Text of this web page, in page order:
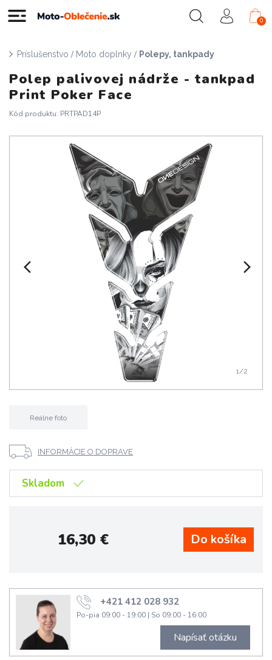
0
Príslušenstvo / Moto doplnky / Polepy, tankpady
Polep palivovej nádrže - tankpad
Print Poker Face
Kód produktu: PRTPAD14P
1/2
Reálne foto
INFORMÁCIE O DOPRAVE
Skladom
16,30€
+421 412 028 932
Po-pia 09:00 - 19:00 | So 09:00 - 16:00
Napísať otázku